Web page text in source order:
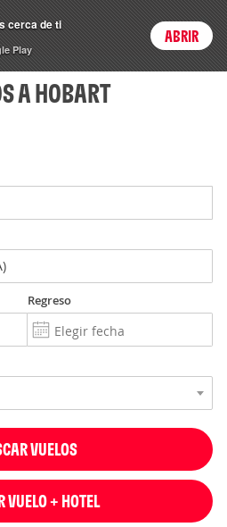
Login
A HOBART
Regreso
VUELOS
VUELO + HOTEL
cerca de ti
Play
ABRIR